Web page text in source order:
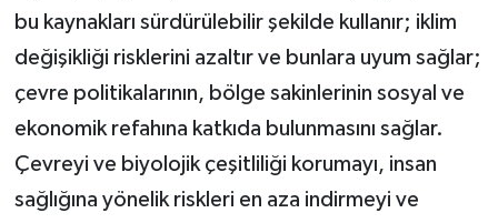
bu kaynakları sürdürülebilir şekilde kullanır; iklim
değişikliği risklerini azaltır ve bunlara uyum sağlar;
çevre politikalarının, bölge sakinlerinin sosyal ve
ekonomik refahına katkıda bulunmasını sağlar.
Çevreyi ve biyolojik çeşitliliği korumayı, insan
sağlığına yönelik riskleri en aza indirmeyi ve